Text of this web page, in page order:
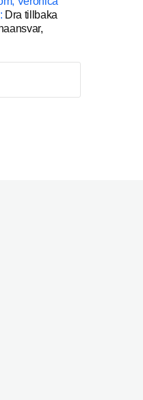
Dra tillbaka